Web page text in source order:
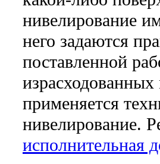
нивелирование
него задаются
поставленной
применяется
нивелирование.
исполнительная